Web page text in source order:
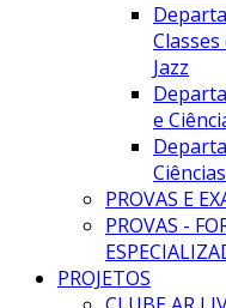
Jazz
e
PROVAS E
PROVAS -
PROJETOS